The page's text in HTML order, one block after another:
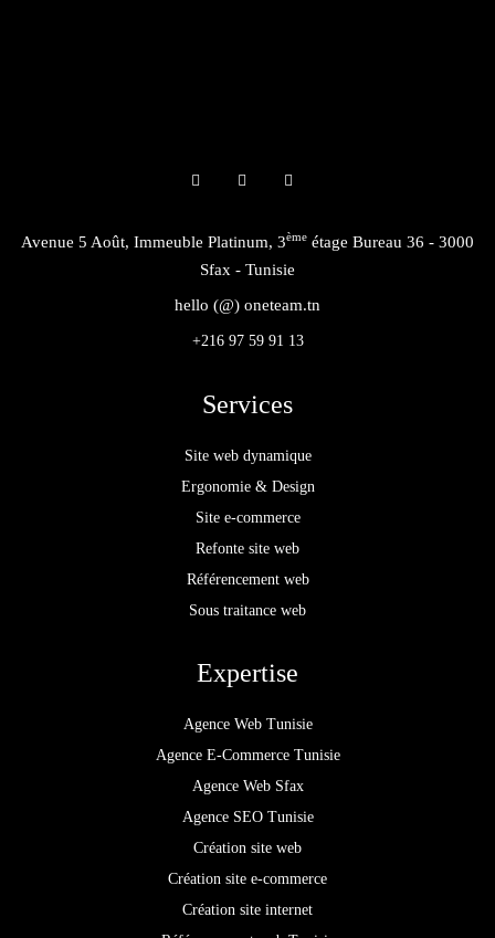
Avenue 5 Août, Immeuble Platinum, 3ème étage Bureau 36 - 3000
Sfax - Tunisie
hello (@) oneteam.tn
+216 97 59 91 13
Services
Site web dynamique
Ergonomie & Design
Site e-commerce
Refonte site web
Référencement web
Sous traitance web
Expertise
Agence Web Tunisie
Agence E-Commerce Tunisie
Agence Web Sfax
Agence SEO Tunisie
Création site web
Création site e-commerce
Création site internet